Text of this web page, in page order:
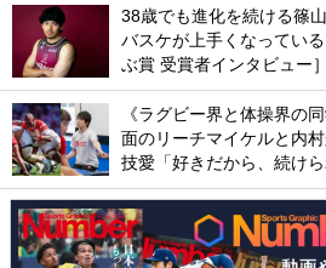
38歳でも進化を続ける篠
バスケが上手くなってい
ぶ賞 受賞者インタビュー］
《ラグビー界と体操界の
面のリーチマイケルと内
技愛「好きだから、続けら